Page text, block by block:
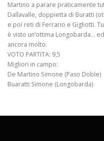
Martino a parare praticamente
Dallavalle, doppietta di Buratti
e poi reti di Ferrario e Gigliotti.
è visto un’ottima Longobarda…
ancora molto.
VOTO PARTITA: 9,5
Migliori in campo:
De Martino Simone (Paso Doble)
Buaratti Simone (Longobarda)